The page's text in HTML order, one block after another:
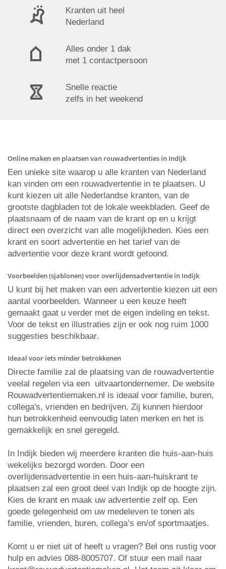
Kranten uit heel
Nederland
Alles onder 1 dak
met 1 contactpersoon
Snelle reactie
zelfs in het weekend
Online maken en plaatsen van rouwadvertenties in Indijk
Een unieke site waarop u alle kranten van Nederland
kan vinden om een rouwadvertentie in te plaatsen. U
kunt kiezen uit alle Nederlandse kranten, van de
grootste dagbladen tot de lokale weekbladen. Geef de
plaatsnaam of de naam van de krant op en u krijgt
direct een overzicht van alle mogelijkheden. Kies een
krant en soort advertentie en het tarief van de
advertentie voor deze krant wordt getoond.
Voorbeelden (sjablonen) voor overlijdensadvertentie in Indijk
U kunt bij het maken van een advertentie kiezen uit een
aantal voorbeelden. Wanneer u een keuze heeft
gemaakt gaat u verder met de eigen indeling en tekst.
Voor de tekst en illustraties zijn er ook nog ruim 1000
suggesties beschikbaar.
Ideaal voor iets minder betrokkenen
Directe familie zal de plaatsing van de rouwadvertentie
veelal regelen via een uitvaartondernemer. De website
Rouwadvertentiemaken.nl is ideaal voor familie, buren,
collega's, vrienden en bedrijven. Zij kunnen hierdoor
hun betrokkenheid eenvoudig laten merken en het is
gemakkelijk en snel geregeld.
In Indijk bieden wij meerdere kranten die huis-aan-huis
wekelijks bezorgd worden. Door een
overlijdensadvertentie in een huis-aan-huiskrant te
plaatsen zal een groot deel van Indijk op de hoogte zijn.
Kies de krant en maak uw advertentie zelf op. Een
goede gelegenheid om uw medeleven te tonen als
familie, vrienden, buren, collega’s en/of sportmaatjes.
Komt u er niet uit of heeft u vragen? Bel ons rustig voor
hulp en advies 088-8005707. Of stuur een mail naar